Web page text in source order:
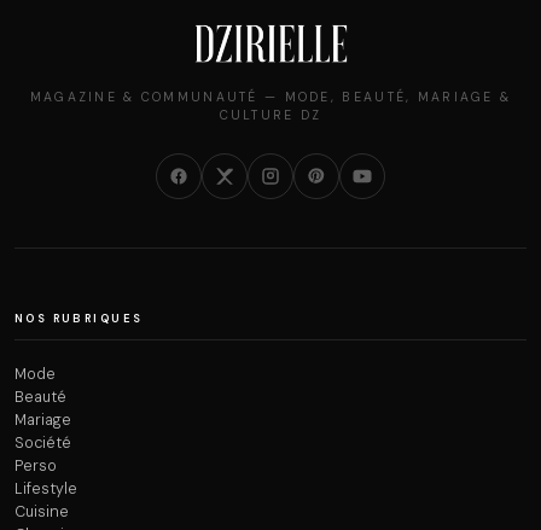
MAGAZINE & COMMUNAUTÉ — MODE, BEAUTÉ, MARIAGE &
CULTURE DZ
NOS RUBRIQUES
Mode
Beauté
Mariage
Société
Perso
Lifestyle
Cuisine